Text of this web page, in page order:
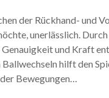
der Rückhand- und
unerlässlich.
und Kraft
hilft den
Bewegungen…